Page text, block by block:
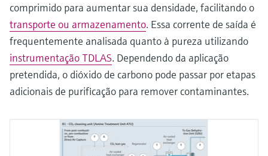
comprimido para aumentar sua densidade, facilitando o
transporte ou armazenamento. Essa corrente de saída é
frequentemente analisada quanto à pureza utilizando
instrumentação TDLAS. Dependendo da aplicação
pretendida, o dióxido de carbono pode passar por etapas
adicionais de purificação para remover contaminantes.